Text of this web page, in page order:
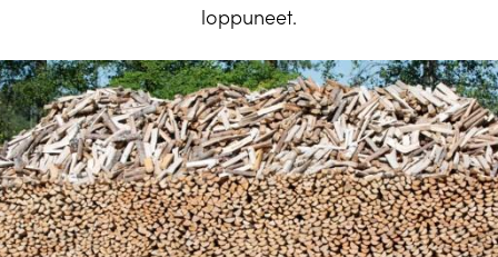
loppuneet.